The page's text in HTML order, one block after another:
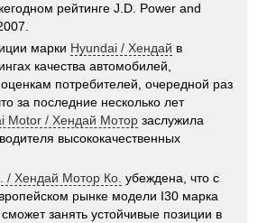
рейтинге J.D. Power and
марки Hyundai / Хендай в
качества автомобилей,
потребителей, очередной раз
за последние несколько лет
Motor / Хендай Мотор заслужила
высококачественных
/ Хендай Мотор Ко. убеждена, что с
рынке модели I30 марка
сможет занять устойчивые позиции в